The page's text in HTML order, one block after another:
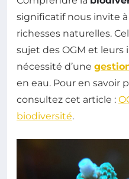
significatif nous invite
richesses naturelles.
sujet des OGM et leurs
nécessité d’une
en eau. Pour en savoir
consultez cet article :
biodiversité.